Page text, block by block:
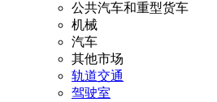
公共汽车和重型货车
机械
汽车
其他市场
轨道交通
驾驶室